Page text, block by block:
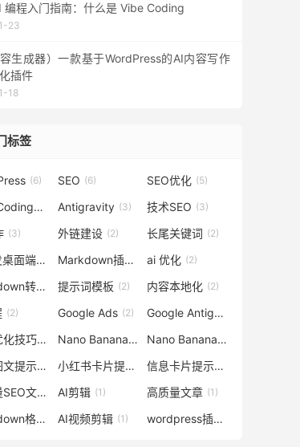
编程入门指南：什么是 Vibe Coding
23
容生成器）一款基于WordPress的AI内容写作
插件
18
标签
(6) SEO (6) SEO优化 (5)
Vibe Coding(3) Antigravity (3) 技术SEO (3)
(3) 外链建设 (2) 长尾关键词 (2)
AI开发桌面端
(2) Markdown插件 (2)
ai 优化 (2)
Markdown转HTML (2)
提示词模板 (2) 内容本地化 (2)
(2) Google Ads (2) Google Antigravity
SEO优化技巧
(1) Nano Banana
(1) Nano Banana图像
科普图文提示词 (1) 小红书卡片提示词 (1) 信息卡片提示词
高质量SEO文章 (1)
AI剪辑 (1) 高质量文章 (1)
Markdown格式转换 (1)
AI视频剪辑 (1) wordpress插件